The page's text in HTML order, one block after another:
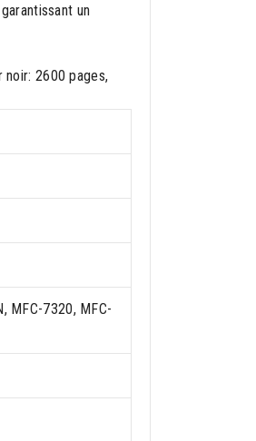
un
2600 pages,
MFC-7320, MFC-